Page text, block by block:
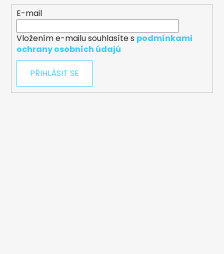
E-mail
Vložením e-mailu souhlasíte s podmínkami
ochrany osobních údajů
PŘIHLÁSIT SE